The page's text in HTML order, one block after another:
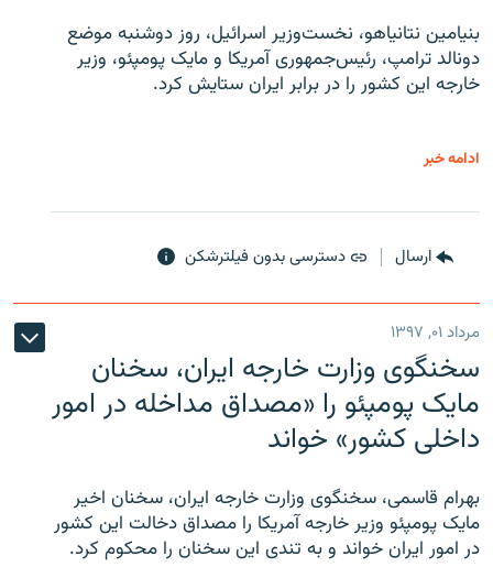
بنیامین نتانیاهو، نخست‌وزیر اسرائیل، روز دوشنبه موضع
دونالد ترامپ، رئیس‌جمهوری آمریکا و مایک پومپئو، وزیر
خارجه این کشور را در برابر ایران ستایش کرد.
ادامه خبر
ارسال دسترسی بدون فیلترشکن
مرداد ۰۱, ۱۳۹۷
سخنگوی وزارت خارجه ایران، سخنان
مایک پومپئو را «مصداق مداخله در امور
داخلی کشور» خواند
بهرام قاسمی، سخنگوی وزارت خارجه ایران، سخنان اخیر
مایک پومپئو وزیر خارجه آمریکا را مصداق دخالت این کشور
در امور ایران خواند و به تندی این سخنان را محکوم کرد.